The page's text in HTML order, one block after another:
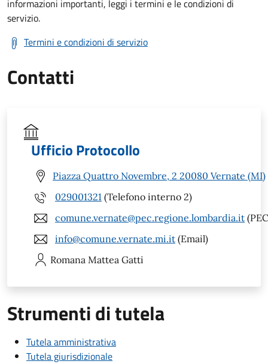
informazioni importanti, leggi i termini e le condizioni di
servizio.
Termini e condizioni di servizio
Contatti
Ufficio Protocollo
Piazza Quattro Novembre, 2 20080 Vernate (MI)
029001321 (Telefono interno 2)
comune.vernate@pec.regione.lombardia.it
info@comune.vernate.mi.it (Email)
Romana Mattea Gatti
Strumenti di tutela
Tutela amministrativa
Tutela giurisdizionale